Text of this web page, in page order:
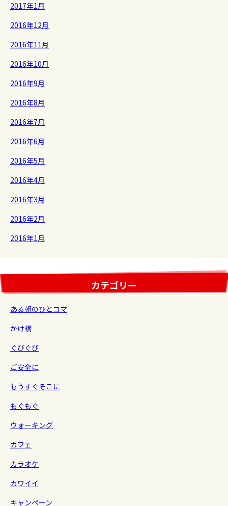
2017年1月
2016年12月
2016年11月
2016年10月
2016年9月
2016年8月
2016年7月
2016年6月
2016年5月
2016年4月
2016年3月
2016年2月
2016年1月
カテゴリー
ある朝のひとコマ
かけ橋
ぐびぐび
ご安全に
もうすぐそこに
もぐもぐ
ウォーキング
カフェ
カラオケ
カワイイ
キャンペーン